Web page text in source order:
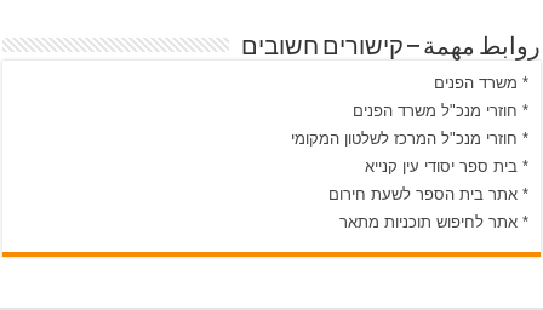
روابط مهمة – קישורים חשובים
* משרד הפנים
* חוזרי מנכ"ל משרד הפנים
* חוזרי מנכ"ל המרכז לשלטון המקומי
* בית ספר יסודי עין קנייא
* אתר בית הספר לשעת חירום
* אתר לחיפוש תוכניות מתאר